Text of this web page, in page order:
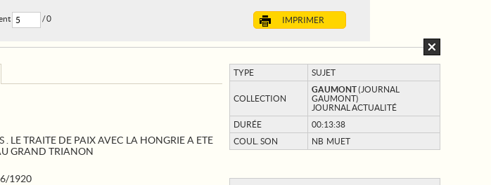
IMPRIMER
/ 0
TYPE SUJET
COLLECTION
GAUMONT(JOURNAL
GAUMONT)
JOURNAL ACTUALITÉ
DURÉE
00:13:38
COUL. SON
NB MUET
. LE TRAITE DE PAIX AVEC LA HONGRIE A ETE
GRAND TRIANON
1920